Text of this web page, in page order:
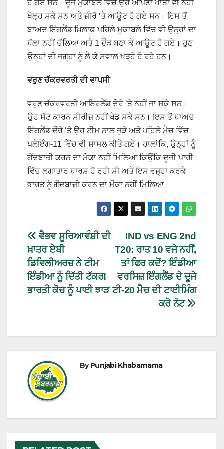
ਹੋ ਗਏ ਸਨ। ਦੂਜੇ ਮੁਕਾਬਲੇ ਵਿੱਚ ਉਹ ਆਪਣਾ ਖਾਤਾ ਵੀ ਨਹੀਂ
ਖੋਲ੍ਹ ਸਕੇ ਸਨ ਅਤੇ ਜ਼ੀਰੋ ‘ਤੇ ਆਊਟ ਹੋ ਗਏ ਸਨ। ਇਸ ਤੋਂ
ਬਾਅਦ ਇੰਗਲੈਂਡ ਖ਼ਿਲਾਫ਼ ਪਹਿਲੇ ਮੁਕਾਬਲੇ ਵਿੱਚ ਵੀ ਉਨ੍ਹਾਂ ਦਾ
ਬੱਲਾ ਨਹੀਂ ਚੱਲਿਆ ਅਤੇ 1 ਦੌੜ ਬਣਾ ਕੇ ਆਊਟ ਹੋ ਗਏ। ਹੁਣ
ਉਨ੍ਹਾਂ ਦੀ ਜਗ੍ਹਾ ਨੂੰ ਲੈ ਕੇ ਸਵਾਲ ਖੜ੍ਹੇ ਹੋ ਰਹੇ ਹਨ।
ਵਰੁਣ ਚੱਕਰਵਰਤੀ ਦੀ ਵਾਪਸੀ
ਵਰੁਣ ਚੱਕਰਵਰਤੀ ਆਇਰਲੈਂਡ ਦੌਰੇ ‘ਤੇ ਨਹੀਂ ਜਾ ਸਕੇ ਸਨ।
ਉਹ ਸੱਟ ਕਾਰਨ ਸੀਰੀਜ਼ ਨਹੀਂ ਖੇਡ ਸਕੇ ਸਨ। ਇਸ ਤੋਂ ਬਾਅਦ
ਇੰਗਲੈਂਡ ਦੌਰੇ ‘ਤੇ ਉਹ ਟੀਮ ਨਾਲ ਜੁੜੇ ਅਤੇ ਪਹਿਲੇ ਮੈਚ ਵਿੱਚ
ਪਲੇਇੰਗ-11 ਵਿੱਚ ਵੀ ਸ਼ਾਮਲ ਕੀਤੇ ਗਏ। ਹਾਲਾਂਕਿ, ਉਨ੍ਹਾਂ ਨੂੰ
ਗੇਂਦਬਾਜ਼ੀ ਕਰਨ ਦਾ ਮੌਕਾ ਨਹੀਂ ਮਿਲਿਆ ਕਿਉਂਕਿ ਦੂਜੀ ਪਾਰੀ
ਵਿੱਚ ਲਗਾਤਾਰ ਬਾਰਸ਼ ਹੋ ਰਹੀ ਸੀ ਅਤੇ ਇਸ ਵਜ੍ਹਾ ਕਰਕੇ
ਭਾਰਤ ਨੂੰ ਗੇਂਦਬਾਜ਼ੀ ਕਰਨ ਦਾ ਮੌਕਾ ਨਹੀਂ ਮਿਲਿਆ।
IND vs ENG 2nd
T20: ਰਾਤ 10 ਵਜੇ ਨਹੀਂ,
ਤਾਂ ਫਿਰ ਕਦੋਂ? ਇੰਡੀਆ
ਵਰਸਿਜ਼ ਇੰਗਲੈਂਡ ਦੇ ਦੂਜੇ
ਟੀ-20 ਮੈਚ ਦੀ ਟਾਈਮਿੰਗ
ਕਰੋ ਨੋਟ
ਵੈਭਵ ਸੂਰਿਆਵੰਸ਼ੀ ਦੀ
ਖ਼ਾਤਰ ਏਬੀ
ਡਿਵਿਲੀਅਰਜ਼ ਨੇ ਟੀਮ
ਇੰਡੀਆ ਨੂੰ ਦਿੱਤੀ ਟੱਕਰ!
ਭਾਰਤੀ ਕੋਚ ਨੂੰ ਪਾਈ ਝਾੜ
ByPunjabi Khabarnama